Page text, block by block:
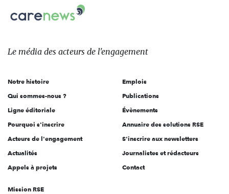
sur:
Le
des
l'engagement
Le média des acteurs de l'engagement
Notre histoire
Qui sommes-nous ?
Ligne éditoriale
Pourquoi s'inscrire
Acteurs de l'engagement
Actualités
Appels à projets
Emplois
Publications
Évènements
Annuaire des solutions RSE
S'inscrire aux newsletters
Journalistes et rédacteurs
Contact
Mission RSE